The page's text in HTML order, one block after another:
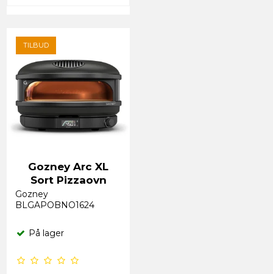
TILBUD
Gozney Arc XL
Sort Pizzaovn
Gozney
BLGAPOBNO1624
På lager